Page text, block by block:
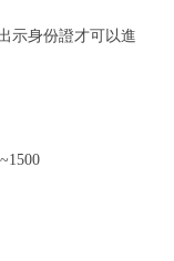
示身份證才可以進